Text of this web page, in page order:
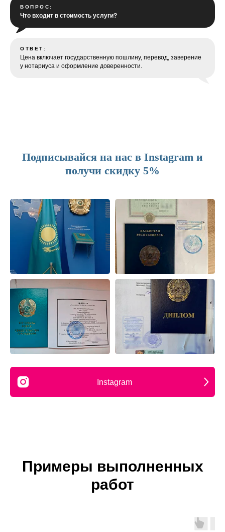
ВОПРОС:
Что входит в стоимость услуги?
ОТВЕТ:
Цена включает государственную пошлину, перевод, заверение
у нотариуса и оформление доверенности.
Подписывайся на нас в Instagram и
получи скидку 5%
Instagram
Примеры выполненных
работ